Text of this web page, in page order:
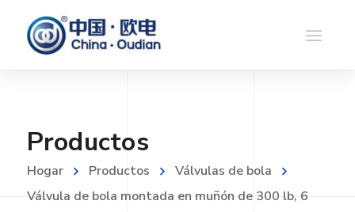
Productos
Hogar Productos
Válvulas de bola
Válvula de bola montada en muñón de 300 lb, 6